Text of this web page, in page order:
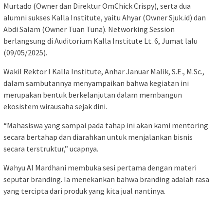
Murtado (Owner dan Direktur OmChick Crispy), serta dua
alumni sukses Kalla Institute, yaitu Ahyar (Owner Sjuk.id) dan
Abdi Salam (Owner Tuan Tuna). Networking Session
berlangsung di Auditorium Kalla Institute Lt. 6, Jumat lalu
(09/05/2025).
Wakil Rektor I Kalla Institute, Anhar Januar Malik, S.E., M.Sc.,
dalam sambutannya menyampaikan bahwa kegiatan ini
merupakan bentuk berkelanjutan dalam membangun
ekosistem wirausaha sejak dini.
“Mahasiswa yang sampai pada tahap ini akan kami mentoring
secara bertahap dan diarahkan untuk menjalankan bisnis
secara terstruktur,” ucapnya.
Wahyu Al Mardhani membuka sesi pertama dengan materi
seputar branding. Ia menekankan bahwa branding adalah rasa
yang tercipta dari produk yang kita jual nantinya.